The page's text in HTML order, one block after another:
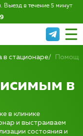
Выезд в течение 5 минут
в стационаре
в
в клинике
и выстраиваем
состояния и